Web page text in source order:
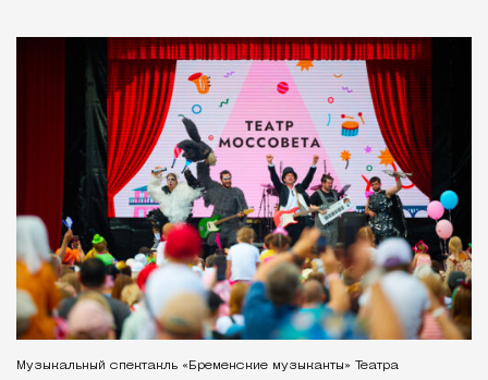
Музыкальный спектакль «Бременские музыканты» Театра